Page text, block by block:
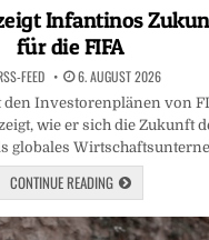
in
Infantinos
für die FIFA
FEED 6. AUGUST 2026
Investorenplänen von
wie er sich die Zukunft
globales
CONTINUE READING